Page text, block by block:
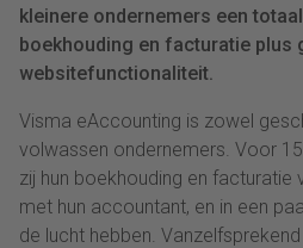
kleinere ondernemers een
boekhouding en facturatie plus
websitefunctionaliteit.
Visma eAccounting is zowel
volwassen ondernemers. Voor
zij hun boekhouding en facturatie
met hun accountant, en in een
de lucht hebben.